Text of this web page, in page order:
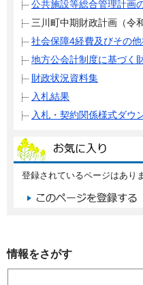
公共施設等総合管理計画
三川町中期財政計画（令
社会保障4経費及びその
地方公会計制度に基づく
財政状況資料集
入札結果
入札・契約関係様式ダウ
登録されているページはあり
情報をさがす